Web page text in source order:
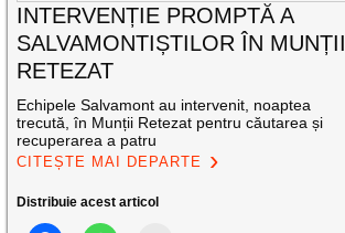
INTERVENȚIE PROMPTĂ A
SALVAMONTIȘTILOR ÎN MUNȚII
RETEZAT
Echipele Salvamont au intervenit, noaptea
trecută, în Munții Retezat pentru căutarea și
recuperarea a patru
CITEȘTE MAI DEPARTE
Distribuie acest articol